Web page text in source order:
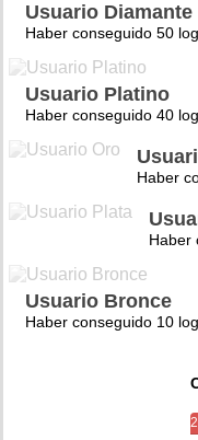
Usuario Diamante
Haber conseguido 50
Usuario Platino
Haber conseguido 40
Haber
Haber
Usuario Bronce
Haber conseguido 10